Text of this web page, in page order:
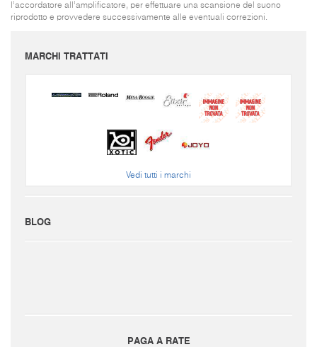
l’accordatore all’amplificatore, per effettuare una scansione del suono
riprodotto e provvedere successivamente alle eventuali correzioni.
MARCHI TRATTATI
Vedi tutti i marchi
BLOG
PAGA A RATE